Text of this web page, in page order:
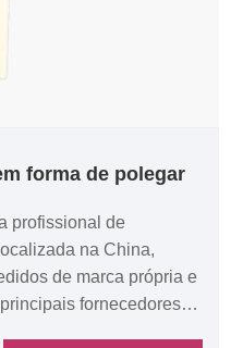
forma de polegar
profissional de
na China,
de marca própria e
fornecedores